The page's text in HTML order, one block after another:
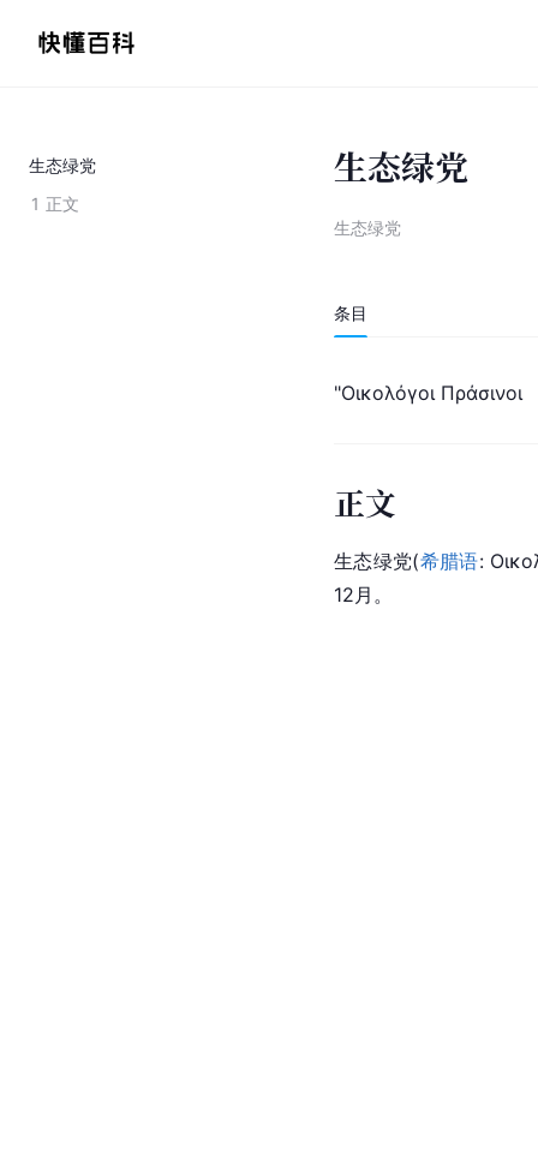
生态绿党
1 正文
生态绿党
生态绿党
条目
"Οικολόγοι Πράσινοι
正文
生态绿党(希腊语:
12月。